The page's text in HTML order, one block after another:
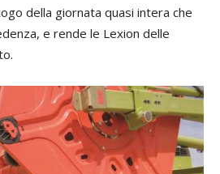
della giornata quasi intera che
e rende le Lexion delle